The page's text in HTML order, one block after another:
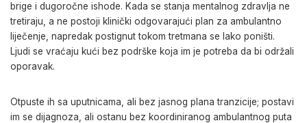
brige i dugoročne ishode. Kada se stanja mentalnog zdravlja ne
tretiraju, a ne postoji klinički odgovarajući plan za ambulantno
liječenje, napredak postignut tokom tretmana se lako poništi.
Ljudi se vraćaju kući bez podrške koja im je potreba da bi održali
oporavak.
Otpuste ih sa uputnicama, ali bez jasnog plana tranzicije; postavi
im se dijagnoza, ali ostanu bez koordiniranog ambulantnog puta